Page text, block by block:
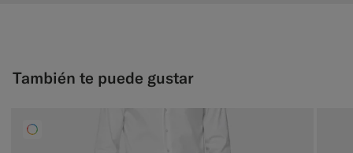
También te puede gustar